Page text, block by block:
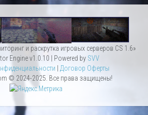
и раскрутка игровых серверов CS 1.6»
Engine v1.0.10 | Powered by SVV
Договор Оферты
© 2024-2025. Все права защищены!